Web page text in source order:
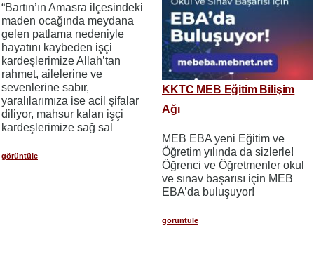
“Bartın’ın Amasra ilçesindeki
maden ocağında meydana
gelen patlama nedeniyle
hayatını kaybeden işçi
kardeşlerimize Allah’tan
rahmet, ailelerine ve
sevenlerine sabır,
yaralılarımıza ise acil şifalar
diliyor, mahsur kalan işçi
kardeşlerimize sağ sal
görüntüle
KKTC MEB Eğitim Bilişim
Ağı
MEB EBA yeni Eğitim ve
Öğretim yılında da sizlerle!
Öğrenci ve Öğretmenler okul
ve sınav başarısı için MEB
EBA’da buluşuyor!
görüntüle